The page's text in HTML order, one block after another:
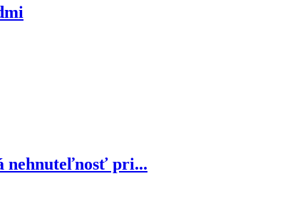
nehnuteľnosť pri...